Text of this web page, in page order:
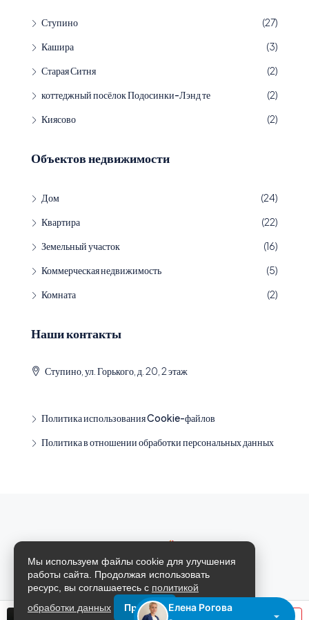
Ступино
(27)
Кашира
(3)
Старая Ситня
(2)
коттеджный посёлок Подосинки-Лэнд те
(2)
Киясово
(2)
Объектов недвижимости
Дом
(24)
Квартира
(22)
Земельный участок
(16)
Коммерческая недвижимость
(5)
Комната
(2)
Наши контакты
Ступино, ул. Горького, д. 20, 2 этаж
Политика использования Cookie-файлов
Политика в отношении обработки персональных данных
Мы используем файлы cookie для улучшения
работы сайта. Продолжая использовать
ресурс, вы соглашаетесь с политикой
обработки данных
Принять Елена Рогова